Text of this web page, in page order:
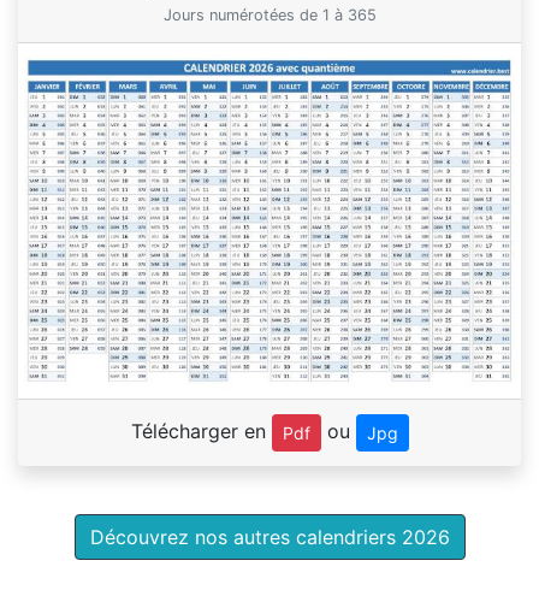
Jours numérotées de 1 à 365
Télécharger en Pdf ou Jpg
Découvrez nos autres calendriers 2026